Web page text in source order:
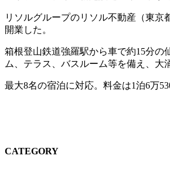
リソルグループのリソル不動産（東京
開業した。
箱根登山鉄道強羅駅から車で約15分の
ム、テラス、バスルーム等を備え、大
最大8名の宿泊に対応。料金は1泊6万
CATEGORY